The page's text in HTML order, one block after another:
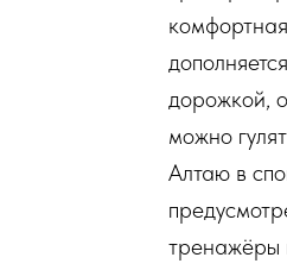
дорожкой,
можно
Алтаю в
тренажёры